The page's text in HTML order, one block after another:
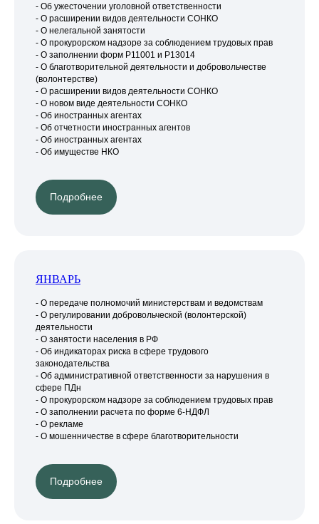
- Об ужесточении уголовной ответственности
- О расширении видов деятельности СОНКО
- О нелегальной занятости
- О прокурорском надзоре за соблюдением трудовых прав
- О заполнении форм Р11001 и Р13014
- О благотворительной деятельности и добровольчестве
(волонтерстве)
- О расширении видов деятельности СОНКО
- О новом виде деятельности СОНКО
- Об иностранных агентах
- Об отчетности иностранных агентов
- Об иностранных агентах
- Об имуществе НКО
Подробнее
ЯНВАРЬ
- О передаче полномочий министерствам и ведомствам
- О регулировании добровольческой (волонтерской)
деятельности
- О занятости населения в РФ
- Об индикаторах риска в сфере трудового
законодательства
- Об административной ответственности за нарушения в
сфере ПДн
- О прокурорском надзоре за соблюдением трудовых прав
- О заполнении расчета по форме 6-НДФЛ
- О рекламе
- О мошенничестве в сфере благотворительности
Подробнее